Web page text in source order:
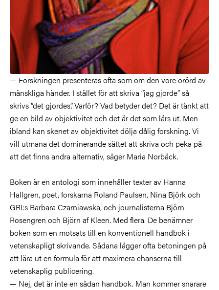
— Forskningen presenteras ofta som om den vore orörd av
mänskliga händer. I stället för att skriva “jag gjorde” så
skrivs “det gjordes”. Varför? Vad betyder det? Det är tänkt att
ge en bild av objektivitet och det är det som lärs ut. Men
ibland kan skenet av objektivitet dölja dålig forskning. Vi
vill utmana det dominerande sättet att skriva och peka på
att det finns andra alternativ, säger Maria Norbäck.
Boken är en antologi som innehåller texter av Hanna
Hallgren, poet, forskarna Roland Paulsen, Nina Björk och
GRI:s Barbara Czarniawska, och journalisterna Björn
Rosengren och Björn af Kleen. Med flera. De benämner
boken som en motsats till en konventionell handbok i
vetenskapligt skrivande. Sådana lägger ofta betoningen på
att lära ut en formula för att maximera chanserna till
vetenskaplig publicering.
— Nej, det är inte en sådan handbok. Man kommer snarare